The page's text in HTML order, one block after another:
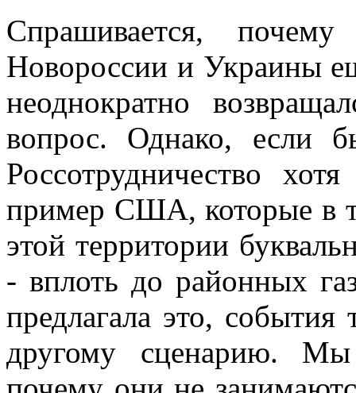
Спрашивается,
Новороссии и Украины
неоднократно
вопрос. Однако, если
Россотрудничество
пример США, которые в
этой территории
- вплоть до районных
предлагала это,
другому сценарию.